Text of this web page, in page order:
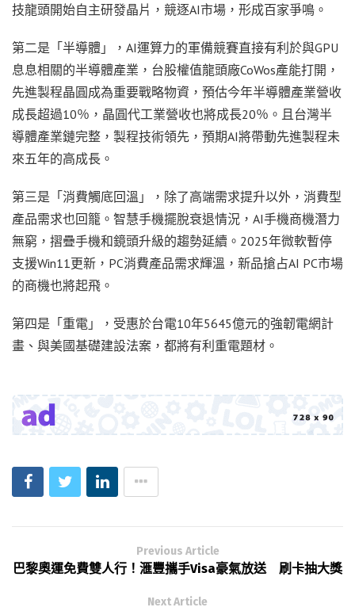
技龍頭開始自主研發晶片，競逐AI市場，形成百家爭鳴。
第二是「半導體」，AI運算力的軍備競賽直接有利於與GPU
息息相關的半導體產業，台股權值龍頭廠CoWos產能打開，
先進製程晶圓成為重要戰略物資，預估今年半導體產業營收
成長超過10％，晶圓代工業營收也將成長20％。且台灣半
導體產業鏈完整，製程技術領先，預期AI將帶動先進製程未
來五年的高成長。
第三是「消費觸底回溫」，除了高端需求提升以外，消費型
產品需求也回籠。智慧手機擺脫衰退情況，AI手機商機潛力
無窮，摺疊手機和鏡頭升級的趨勢延續。2025年微軟暫停
支援Win11更新，PC消費產品需求輝溫，新品搶占AI PC市場
的商機也將起飛。
第四是「重電」，受惠於台電10年5645億元的強韌電網計
畫、與美國基礎建設法案，都將有利重電題材。
Previous Article
巴黎奧運免費雙人行！滙豐攜手Visa豪氣放送 刷卡抽大獎
Next Article